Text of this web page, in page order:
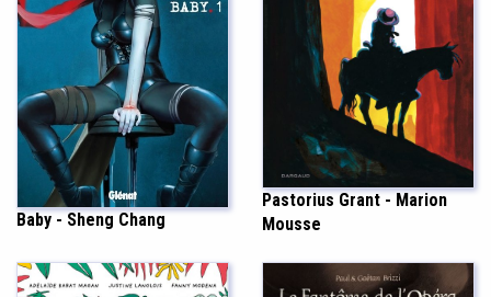
Baby - Sheng Chang
Pastorius Grant - Marion
Mousse